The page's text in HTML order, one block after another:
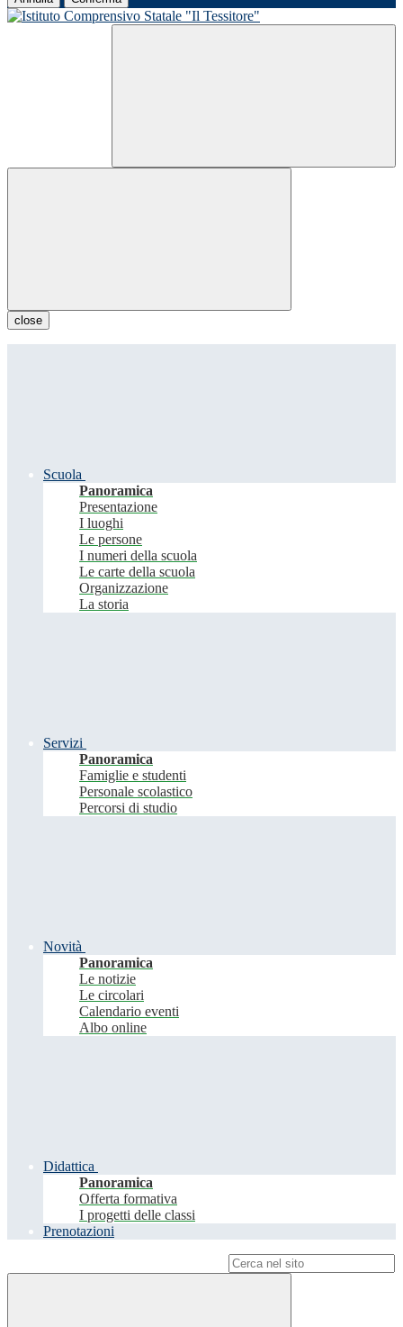
close
Scuola
Panoramica
Presentazione
I luoghi
Le persone
I numeri della scuola
Le carte della scuola
Organizzazione
La storia
Servizi
Panoramica
Famiglie e studenti
Personale scolastico
Percorsi di studio
Novità
Panoramica
Le notizie
Le circolari
Calendario eventi
Albo online
Didattica
Panoramica
Offerta formativa
I progetti delle classi
Prenotazioni